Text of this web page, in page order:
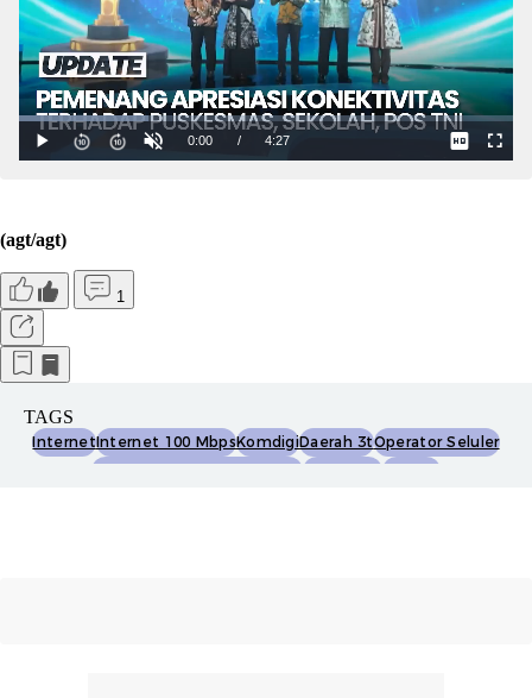
(agt/agt)
1
TAGS
InternetInternet 100 MbpsKomdigiDaerah 3tOperator Seluler